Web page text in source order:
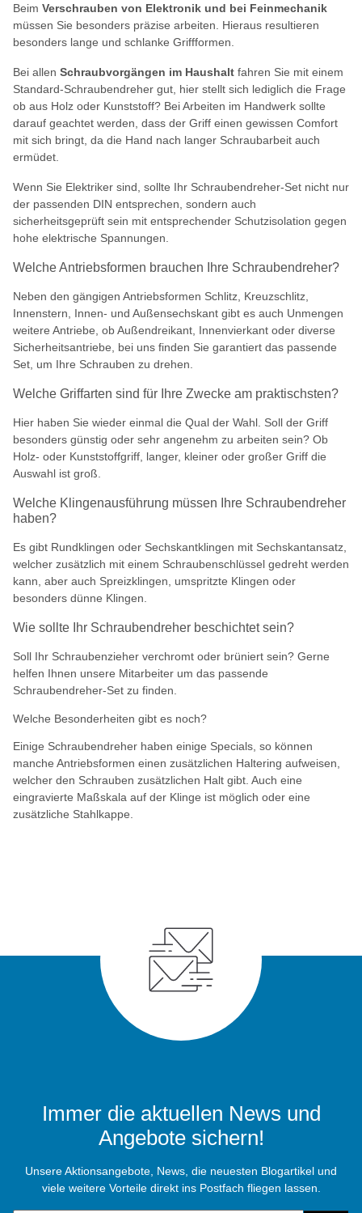
Beim Verschrauben von Elektronik und bei Feinmechanik
müssen Sie besonders präzise arbeiten. Hieraus resultieren
besonders lange und schlanke Griffformen.
Bei allen Schraubvorgängen im Haushalt fahren Sie mit einem
Standard-Schraubendreher gut, hier stellt sich lediglich die Frage
ob aus Holz oder Kunststoff? Bei Arbeiten im Handwerk sollte
darauf geachtet werden, dass der Griff einen gewissen Comfort
mit sich bringt, da die Hand nach langer Schraubarbeit auch
ermüdet.
Wenn Sie Elektriker sind, sollte Ihr Schraubendreher-Set nicht nur
der passenden DIN entsprechen, sondern auch
sicherheitsgeprüft sein mit entsprechender Schutzisolation gegen
hohe elektrische Spannungen.
Welche Antriebsformen brauchen Ihre Schraubendreher?
Neben den gängigen Antriebsformen Schlitz, Kreuzschlitz,
Innenstern, Innen- und Außensechskant gibt es auch Unmengen
weitere Antriebe, ob Außendreikant, Innenvierkant oder diverse
Sicherheitsantriebe, bei uns finden Sie garantiert das passende
Set, um Ihre Schrauben zu drehen.
Welche Griffarten sind für Ihre Zwecke am praktischsten?
Hier haben Sie wieder einmal die Qual der Wahl. Soll der Griff
besonders günstig oder sehr angenehm zu arbeiten sein? Ob
Holz- oder Kunststoffgriff, langer, kleiner oder großer Griff die
Auswahl ist groß.
Welche Klingenausführung müssen Ihre Schraubendreher
haben?
Es gibt Rundklingen oder Sechskantklingen mit Sechskantansatz,
welcher zusätzlich mit einem Schraubenschlüssel gedreht werden
kann, aber auch Spreizklingen, umspritzte Klingen oder
besonders dünne Klingen.
Wie sollte Ihr Schraubendreher beschichtet sein?
Soll Ihr Schraubenzieher verchromt oder brüniert sein? Gerne
helfen Ihnen unsere Mitarbeiter um das passende
Schraubendreher-Set zu finden.
Welche Besonderheiten gibt es noch?
Einige Schraubendreher haben einige Specials, so können
manche Antriebsformen einen zusätzlichen Haltering aufweisen,
welcher den Schrauben zusätzlichen Halt gibt. Auch eine
eingravierte Maßskala auf der Klinge ist möglich oder eine
zusätzliche Stahlkappe.
Immer die aktuellen News und
Angebote sichern!
Unsere Aktionsangebote, News, die neuesten Blogartikel und
viele weitere Vorteile direkt ins Postfach fliegen lassen.